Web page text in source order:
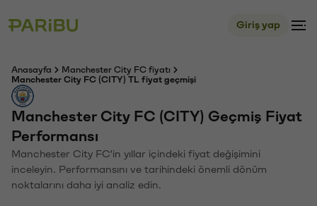
Giriş yap
Anasayfa
Manchester City FC fiyatı
Manchester City FC (CITY) TL fiyat geçmişi
Manchester City FC (CITY) Geçmiş Fiyat
Performansı
Manchester City FC'in yıllar içindeki fiyat değişimini
inceleyin. Performansını ve tarihindeki önemli dönüm
noktalarını daha iyi analiz edin.